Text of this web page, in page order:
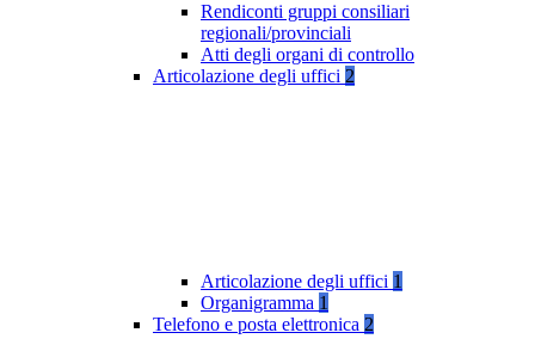
Rendiconti gruppi consiliari
regionali/provinciali
Atti degli organi di controllo
Articolazione degli uffici 2
Articolazione degli uffici 1
Organigramma 1
Telefono e posta elettronica 2